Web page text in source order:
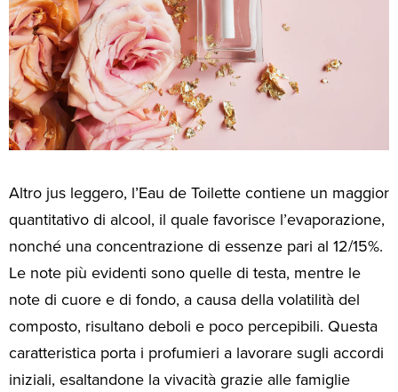
Altro jus leggero, l’Eau de Toilette contiene un maggior
quantitativo di alcool, il quale favorisce l’evaporazione,
nonché una concentrazione di essenze pari al 12/15%.
Le note più evidenti sono quelle di testa, mentre le
note di cuore e di fondo, a causa della volatilità del
composto, risultano deboli e poco percepibili. Questa
caratteristica porta i profumieri a lavorare sugli accordi
iniziali, esaltandone la vivacità grazie alle famiglie